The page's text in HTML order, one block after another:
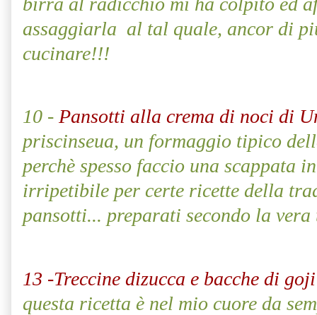
assaggiarla al tal quale, ancor di
cucinare!!!
10 - Pansotti alla crema di noci di
priscinseua, un formaggio tipico
perchè spesso faccio una scappata
irripetibile per certe ricette della
pansotti... preparati secondo la vera
13 -Treccine dizucca e bacche di
questa ricetta è nel mio cuore da